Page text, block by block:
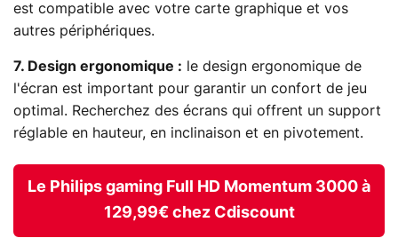
est compatible avec votre carte graphique et vos
autres périphériques.
7. Design ergonomique : le design ergonomique de
l'écran est important pour garantir un confort de jeu
optimal. Recherchez des écrans qui offrent un support
réglable en hauteur, en inclinaison et en pivotement.
Le Philips gaming Full HD Momentum 3000 à
129,99€ chez Cdiscount